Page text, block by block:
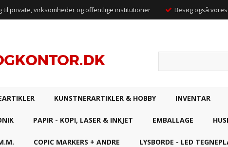
til private, virksomheder og offentlige institutioner Besøg også
KUNSTNERARTIKLER & HOBBY INVENTAR
PAPIR - KOPI, LASER & INKJET EMBALLAGE
COPIC MARKERS + ANDRE LYSBORDE - LED